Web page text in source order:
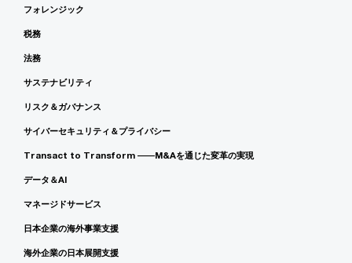
フォレンジック
税務
法務
サステナビリティ
リスク＆ガバナンス
サイバーセキュリティ＆プライバシー
Transact to Transform ――M&Aを通じた変革の実現
データ＆AI
マネージドサービス
日本企業の海外事業支援
海外企業の日本展開支援